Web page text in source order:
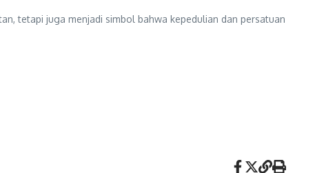
tetapi juga menjadi simbol bahwa kepedulian dan persatuan